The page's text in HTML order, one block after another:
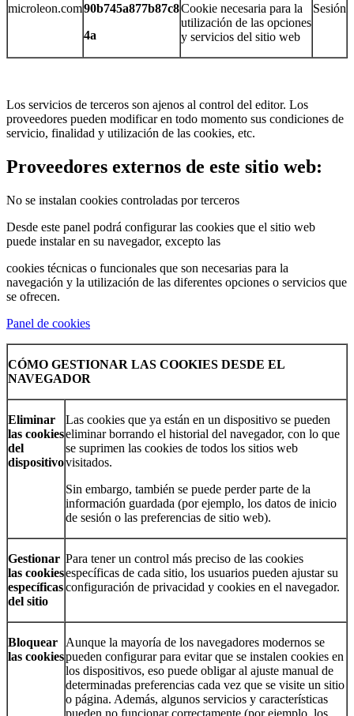
microleon.com90b745a877b87c8
4a
Cookie necesaria para la
utilización de las opciones
y servicios del sitio web
Sesión
Los servicios de terceros son ajenos al control del editor. Los
proveedores pueden modificar en todo momento sus condiciones de
servicio, finalidad y utilización de las cookies, etc.
Proveedores externos de este sitio web:
No se instalan cookies controladas por terceros
Desde este panel podrá configurar las cookies que el sitio web
puede instalar en su navegador, excepto las
cookies técnicas o funcionales que son necesarias para la
navegación y la utilización de las diferentes opciones o servicios que
se ofrecen.
Panel de cookies
CÓMO GESTIONAR LAS COOKIES DESDE EL
NAVEGADOR
Eliminar
las cookies
del
dispositivo
Las cookies que ya están en un dispositivo se pueden
eliminar borrando el historial del navegador, con lo que
se suprimen las cookies de todos los sitios web
visitados.
Sin embargo, también se puede perder parte de la
información guardada (por ejemplo, los datos de inicio
de sesión o las preferencias de sitio web).
Gestionar
las cookies
específicas
del sitio
Para tener un control más preciso de las cookies
específicas de cada sitio, los usuarios pueden ajustar su
configuración de privacidad y cookies en el navegador.
Bloquear
las cookies
Aunque la mayoría de los navegadores modernos se
pueden configurar para evitar que se instalen cookies en
los dispositivos, eso puede obligar al ajuste manual de
determinadas preferencias cada vez que se visite un sitio
o página. Además, algunos servicios y características
pueden no funcionar correctamente (por ejemplo, los